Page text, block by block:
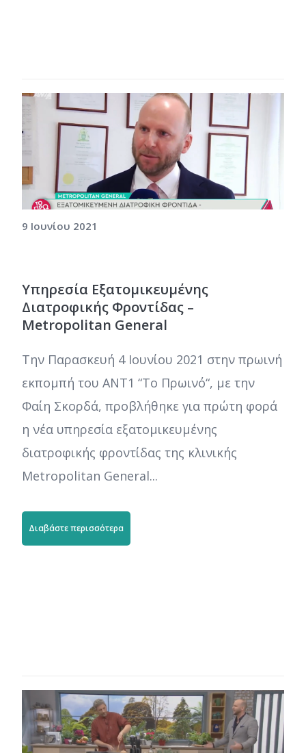
9 Ιουνίου 2021
Υπηρεσία Εξατομικευμένης
Διατροφικής Φροντίδας –
Metropolitan General
Την Παρασκευή 4 Ιουνίου 2021 στην πρωινή
εκπομπή του ΑΝΤ1 “Το Πρωινό“, με την
Φαίη Σκορδά, προβλήθηκε για πρώτη φορά
η νέα υπηρεσία εξατομικευμένης
διατροφικής φροντίδας της κλινικής
Metropolitan General...
Διαβάστε περισσότερα